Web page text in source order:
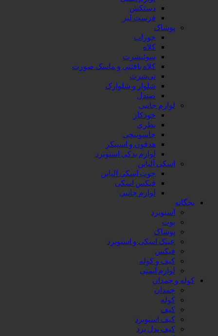
دستکش
فرست لیر
پوشاک
جوراب
کلاه
سوئیشرت
کلاه بافتنی و ماسک صورت
تی‌شرت
شلوار و شلوارک
صندل
لوازم جانبی
خودکار
بطری
جاسوییچی
هدفون و اسپیکر
لوازم یدکی اسنوبرد
اسکی آلپاین
چوب اسکی الپاین
فیکس اسکی
لوازم جانبی
بچگانه
اسنوبرد
بوت
پوشاک
عینک اسکی و اسنوبرد
فیکس
کیف و کوله
لوازم ایمنی
کوله و چمدان
چمدان
کوله
کیف
کیف اسنوبرد
کیف پدل برد